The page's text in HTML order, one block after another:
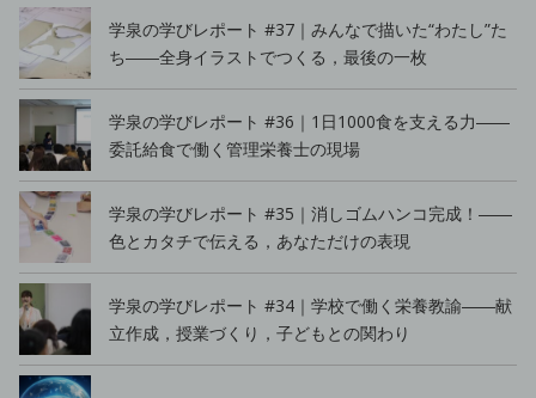
学泉の学びレポート #37｜みんなで描いた“わたし”た
ち――全身イラストでつくる，最後の一枚
学泉の学びレポート #36｜1日1000食を支える力――
委託給食で働く管理栄養士の現場
学泉の学びレポート #35｜消しゴムハンコ完成！――
色とカタチで伝える，あなただけの表現
学泉の学びレポート #34｜学校で働く栄養教諭――献
立作成，授業づくり，子どもとの関わり